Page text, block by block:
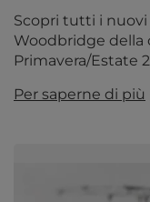
Scopri tutti i
Woodbridge della
Primavera/Estate
Per saperne di più